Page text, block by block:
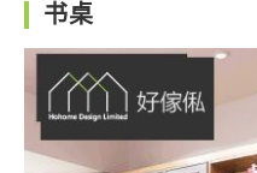
书桌